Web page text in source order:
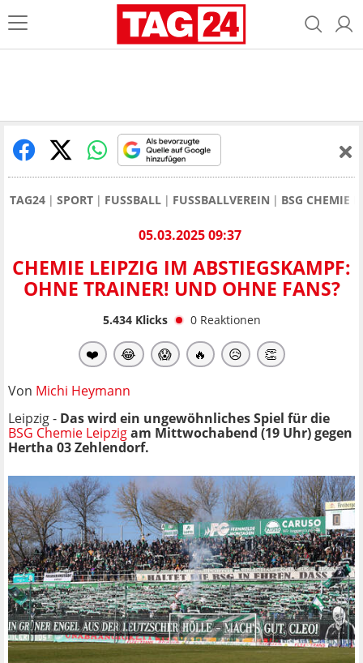
TAG24 SPORT FUSSBALL FUSSBALLVEREIN BSG CHEMIE
05.03.2025 09:37
CHEMIE LEIPZIG IM ABSTIEGSKAMPF:
OHNE TRAINER! UND OHNE FANS?
5.434Klicks 0 Reaktionen
❤️ 😂 😱 🔥 😥 👏
Von Michi Heymann
Leipzig - Das wird ein ungewöhnliches Spiel für die
BSG Chemie Leipzigam Mittwochabend (19 Uhr) gegen
Hertha 03 Zehlendorf.